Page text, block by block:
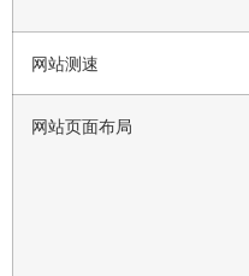
网站测速
网站页面布局